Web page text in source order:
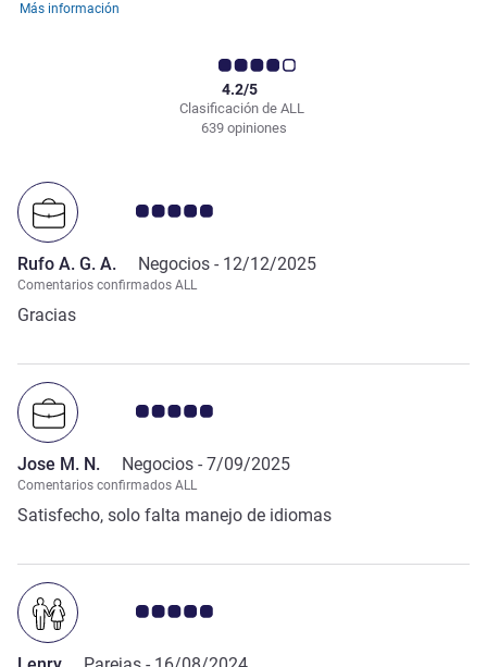
Más información
Clasificación de ALL
4.2/5
639 opiniones
Nota de clientes de Avis 5.0/5
Rufo A. G. A. Negocios - 12/12/2025
Comentarios confirmados ALL
Gracias
Nota de clientes de Avis 5.0/5
Jose M. N. Negocios - 7/09/2025
Comentarios confirmados ALL
Satisfecho, solo falta manejo de idiomas
Nota de clientes de Avis 5.0/5